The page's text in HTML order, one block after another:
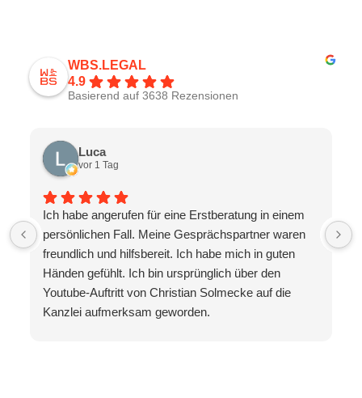
WBS.LEGAL
4.9
Basierend auf 3638 Rezensionen
Luca
vor 1 Tag
Ich habe angerufen für eine Erstberatung in einem
persönlichen Fall. Meine Gesprächspartner waren
freundlich und hilfsbereit. Ich habe mich in guten
Händen gefühlt. Ich bin ursprünglich über den
Youtube-Auftritt von Christian Solmecke auf die
Kanzlei aufmerksam geworden.